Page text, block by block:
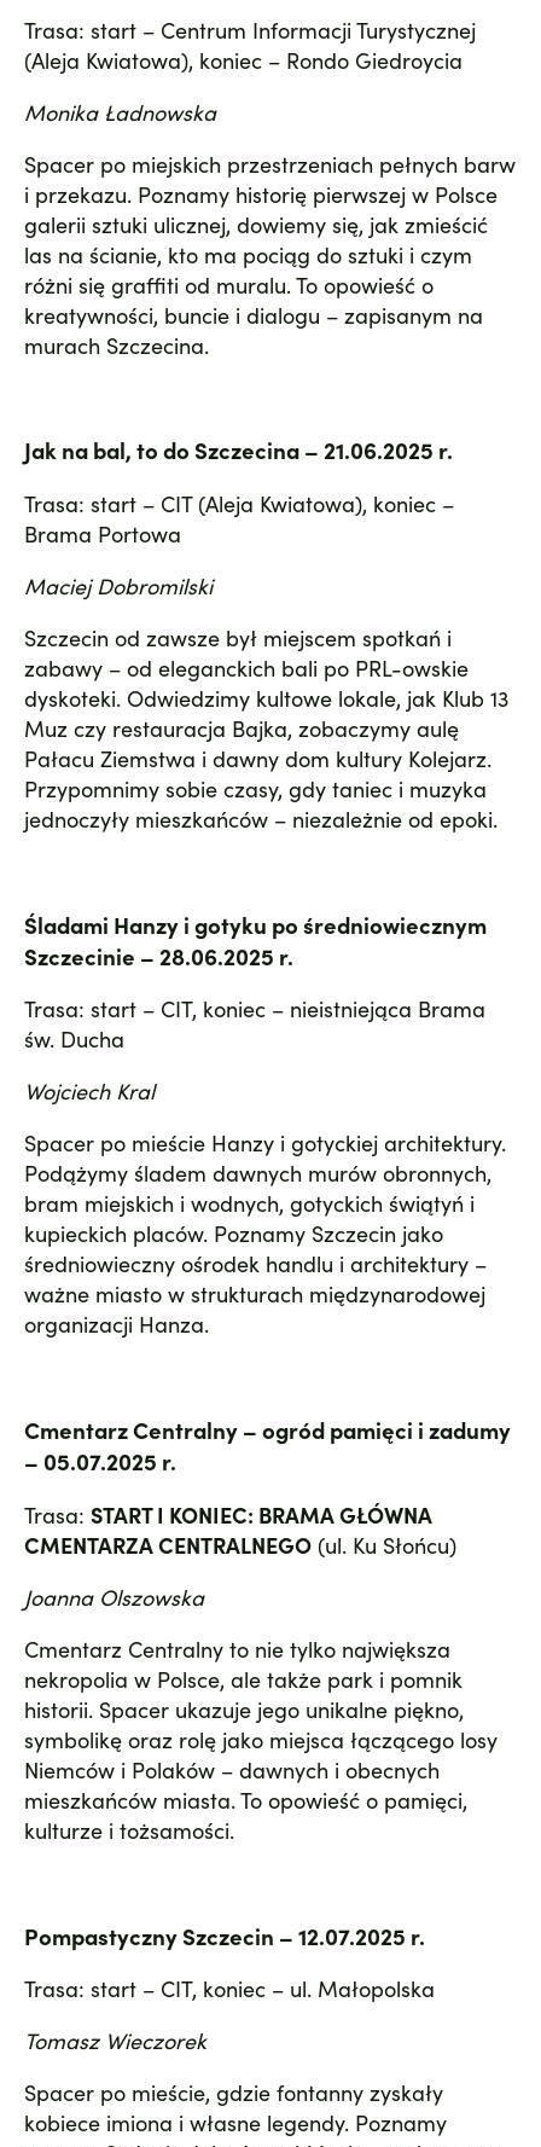
Trasa: start – Centrum Informacji Turystycznej
(Aleja Kwiatowa), koniec – Rondo Giedroycia
Monika Ładnowska
Spacer po miejskich przestrzeniach pełnych barw
i przekazu. Poznamy historię pierwszej w Polsce
galerii sztuki ulicznej, dowiemy się, jak zmieścić
las na ścianie, kto ma pociąg do sztuki i czym
różni się graffiti od muralu. To opowieść o
kreatywności, buncie i dialogu – zapisanym na
murach Szczecina.
Jak na bal, to do Szczecina – 21.06.2025 r.
Trasa: start – CIT (Aleja Kwiatowa), koniec –
Brama Portowa
Maciej Dobromilski
Szczecin od zawsze był miejscem spotkań i
zabawy – od eleganckich bali po PRL-owskie
dyskoteki. Odwiedzimy kultowe lokale, jak Klub 13
Muz czy restauracja Bajka, zobaczymy aulę
Pałacu Ziemstwa i dawny dom kultury Kolejarz.
Przypomnimy sobie czasy, gdy taniec i muzyka
jednoczyły mieszkańców – niezależnie od epoki.
Śladami Hanzy i gotyku po średniowiecznym
Szczecinie – 28.06.2025 r.
Trasa: start – CIT, koniec – nieistniejąca Brama
św. Ducha
Wojciech Kral
Spacer po mieście Hanzy i gotyckiej architektury.
Podążymy śladem dawnych murów obronnych,
bram miejskich i wodnych, gotyckich świątyń i
kupieckich placów. Poznamy Szczecin jako
średniowieczny ośrodek handlu i architektury –
ważne miasto w strukturach międzynarodowej
organizacji Hanza.
Cmentarz Centralny – ogród pamięci i zadumy
– 05.07.2025 r.
Trasa: START I KONIEC: BRAMA GŁÓWNA
CMENTARZA CENTRALNEGO (ul. Ku Słońcu)
Joanna Olszowska
Cmentarz Centralny to nie tylko największa
nekropolia w Polsce, ale także park i pomnik
historii. Spacer ukazuje jego unikalne piękno,
symbolikę oraz rolę jako miejsca łączącego losy
Niemców i Polaków – dawnych i obecnych
mieszkańców miasta. To opowieść o pamięci,
kulturze i tożsamości.
Pompastyczny Szczecin – 12.07.2025 r.
Trasa: start – CIT, koniec – ul. Małopolska
Tomasz Wieczorek
Spacer po mieście, gdzie fontanny zyskały
kobiece imiona i własne legendy. Poznamy